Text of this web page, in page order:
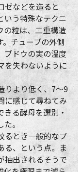
ゼなどを造ると
いう特殊なテクニ
の粒は、二重構造
チューブの外側
ブドウの実の温度
を失わないように
りより低く、7～9
に感じて尋ねてみ
る酵母を選別・
。
るとき一般的なプ
る、という点。ま
抽出されるそうで